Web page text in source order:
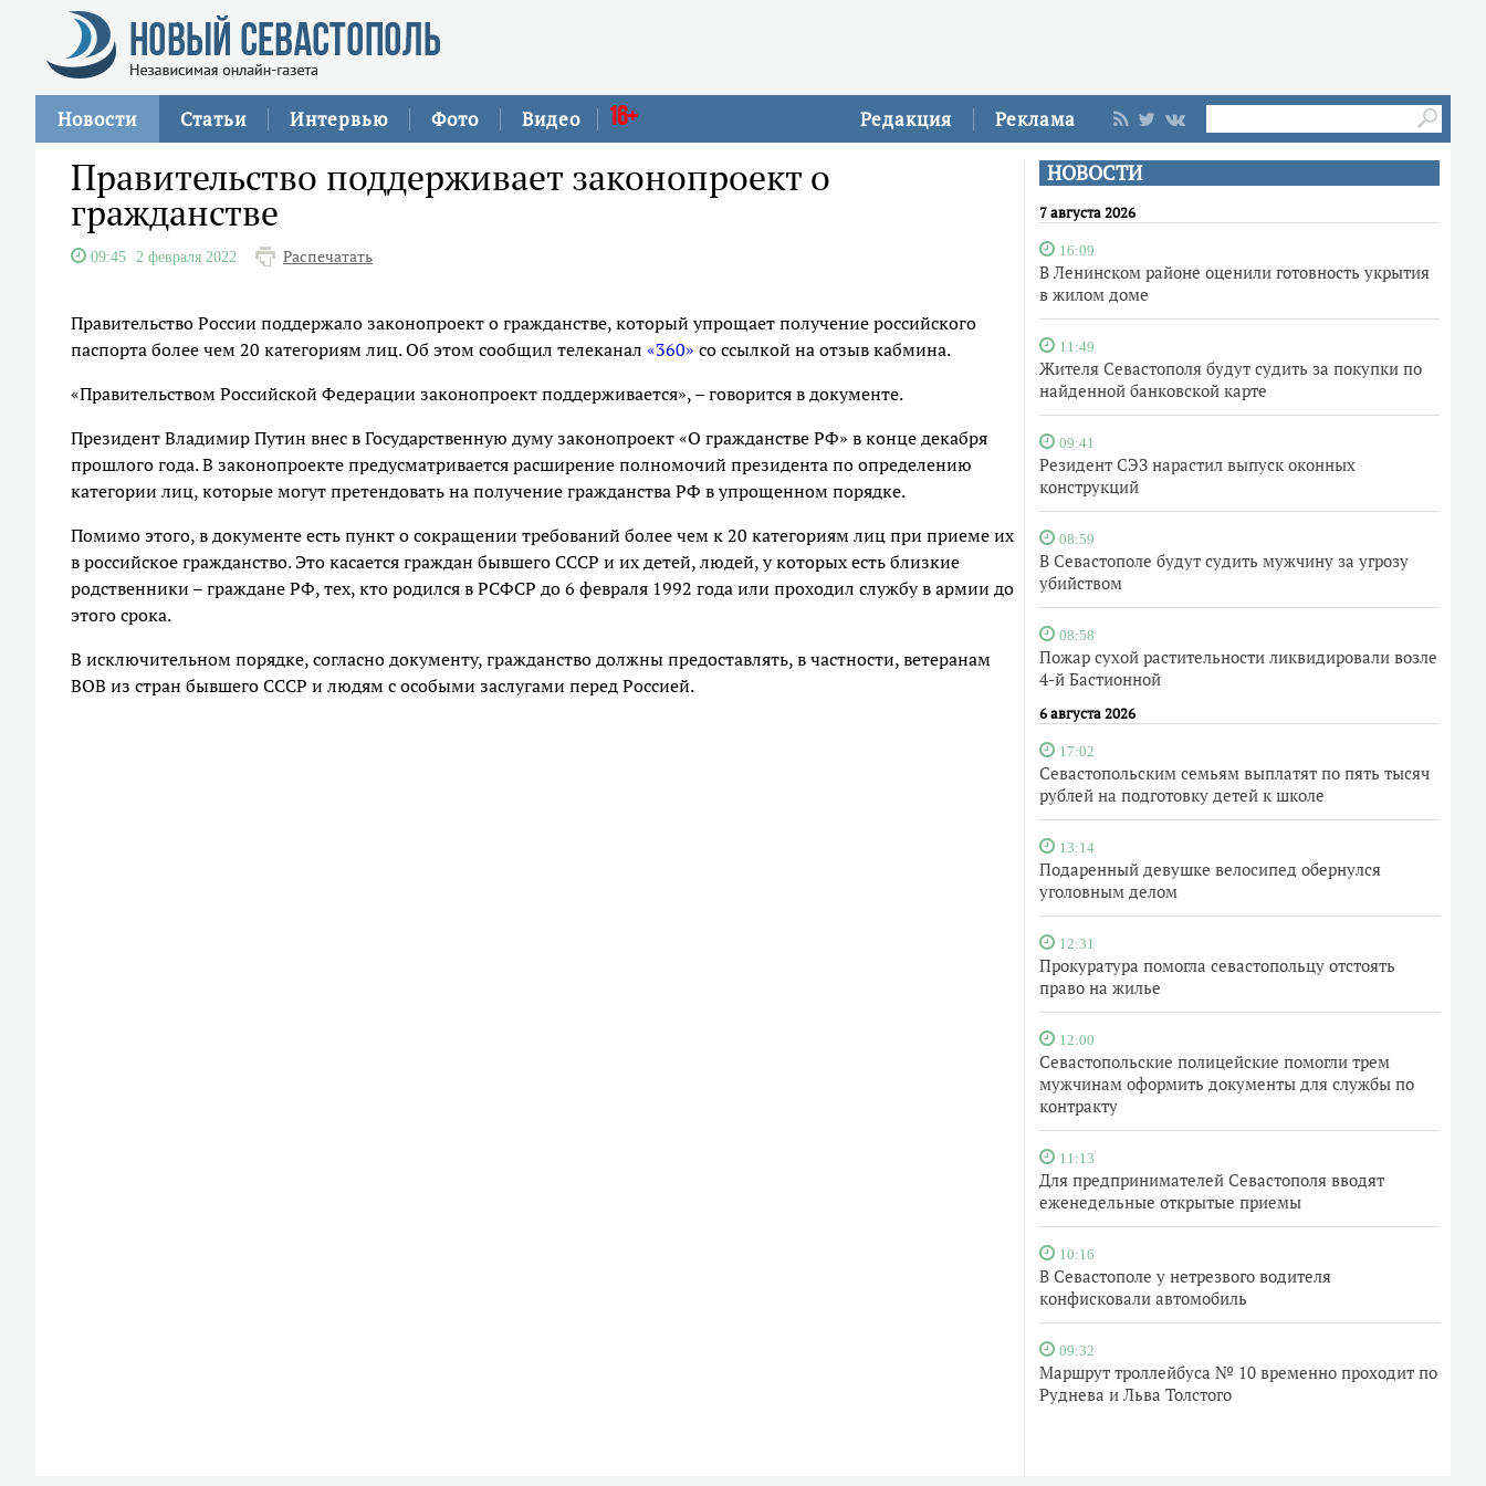
Редакция Реклама
Новости Статьи Интервью Фото Видео 16+
НОВОСТИ
7 августа 2026
16:09
В Ленинском районе оценили готовность укрытия
в жилом доме
11:49
Жителя Севастополя будут судить за покупки по
найденной банковской карте
09:41
Резидент СЭЗ нарастил выпуск оконных
конструкций
08:59
В Севастополе будут судить мужчину за угрозу
убийством
08:58
Пожар сухой растительности ликвидировали возле
4-й Бастионной
6 августа 2026
17:02
Севастопольским семьям выплатят по пять тысяч
рублей на подготовку детей к школе
13:14
Подаренный девушке велосипед обернулся
уголовным делом
12:31
Прокуратура помогла севастопольцу отстоять
право на жилье
12:00
Севастопольские полицейские помогли трем
мужчинам оформить документы для службы по
контракту
11:13
Для предпринимателей Севастополя вводят
еженедельные открытые приемы
10:16
В Севастополе у нетрезвого водителя
конфисковали автомобиль
09:32
Маршрут троллейбуса № 10 временно проходит по
Руднева и Льва Толстого
Правительство поддерживает законопроект о
гражданстве
09:45 2 февраля 2022 Распечатать
Правительство России поддержало законопроект о гражданстве, который упрощает получение российского
паспорта более чем 20 категориям лиц. Об этом сообщил телеканал «360» со ссылкой на отзыв кабмина.
«Правительством Российской Федерации законопроект поддерживается», – говорится в документе.
Президент Владимир Путин внес в Государственную думу законопроект «О гражданстве РФ» в конце декабря
прошлого года. В законопроекте предусматривается расширение полномочий президента по определению
категории лиц, которые могут претендовать на получение гражданства РФ в упрощенном порядке.
Помимо этого, в документе есть пункт о сокращении требований более чем к 20 категориям лиц при приеме их
в российское гражданство. Это касается граждан бывшего СССР и их детей, людей, у которых есть близкие
родственники – граждане РФ, тех, кто родился в РСФСР до 6 февраля 1992 года или проходил службу в армии до
этого срока.
В исключительном порядке, согласно документу, гражданство должны предоставлять, в частности, ветеранам
ВОВ из стран бывшего СССР и людям с особыми заслугами перед Россией.